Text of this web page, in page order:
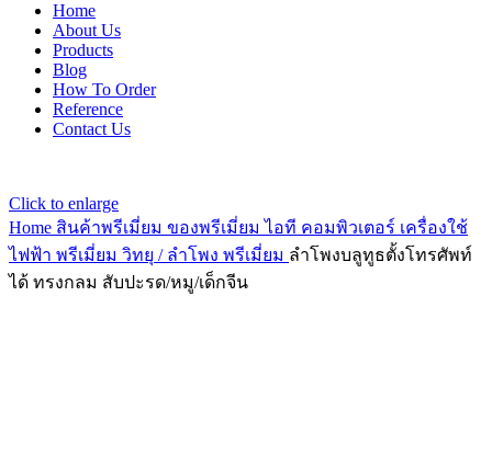
Home
About Us
Products
Blog
How To Order
Reference
Contact Us
Click to enlarge
Home สินค้าพรีเมี่ยม ของพรีเมี่ยมไอที คอมพิวเตอร์ เครื่องใช้
ไฟฟ้า พรีเมี่ยม วิทยุ / ลำโพง พรีเมี่ยม ลำโพงบลูทูธตั้งโทรศัพท์
ได้ ทรงกลม สับปะรด/หมู/เด็กจีน